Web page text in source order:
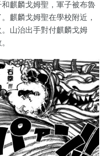
麒麟戈姆聖，軍子被布魯
麒麟戈姆聖在學校附近，
山治出手對付麒麟戈姆